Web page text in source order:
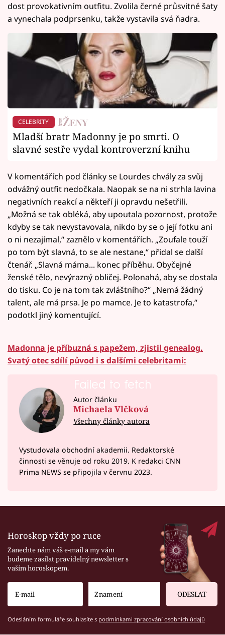
dost provokativním outfitu. Zvolila černé průsvitné šaty
a vynechala podprsenku, takže vystavila svá ňadra.
CELEBRITY
Mladší bratr Madonny je po smrti. O
slavné sestře vydal kontroverzní knihu
V komentářích pod články se Lourdes chvály za svůj
odvážný outfit nedočkala. Naopak se na ni strhla lavina
negativních reakcí a někteří ji opravdu nešetřili.
„Možná se tak obléká, aby upoutala pozornost, protože
kdyby se tak nevystavovala, nikdo by se o její fotku ani
o ni nezajímal,“ zaznělo v komentářích. „Zoufale touží
po tom být slavná, to se ale nestane,“ přidal se další
čtenář. „Slavná máma... konec příběhu. Obyčejné
ženské tělo, nevýrazný obličej. Polonahá, aby se dostala
do tisku. Co je na tom tak zvláštního?“ „Nemá žádný
talent, ale má prsa. Je po mamce. Je to katastrofa,“
podotkl jiný komentující.
Madonna je příbuzná s papežem, zjistil genealog.
Svatý otec sdílí původ i s dalšími celebritami:
Failed to fetch
Autor článku
Michaela Vlčková
Všechny články autora
Vystudovala obchodní akademii. Redaktorské
činnosti se věnuje od roku 2019. K redakci CNN
Prima NEWS se připojila v červnu 2023.
Horoskop vždy po ruce
Zanechte nám váš e-mail a my vám
budeme zasílat pravidelný newsletter s
vaším horoskopem.
ODESLAT
Odesláním formuláře souhlasíte s podmínkami zpracování osobních údajů